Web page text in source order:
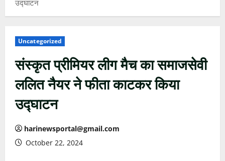
उद्घाटन
Uncategorized
संस्कृत प्रीमियर लीग मैच का समाजसेवी
ललित नैयर ने फीता काटकर किया
उद्घाटन
harinewsportal@gmail.com
October 22, 2024